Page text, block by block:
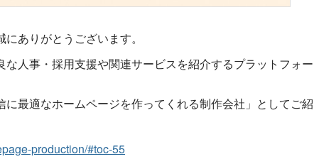
ありがとうございます。
な人事・採用支援や関連サービスを紹介するプラットフォー
に最適なホームページを作ってくれる制作会社」としてご紹
production/#toc-55